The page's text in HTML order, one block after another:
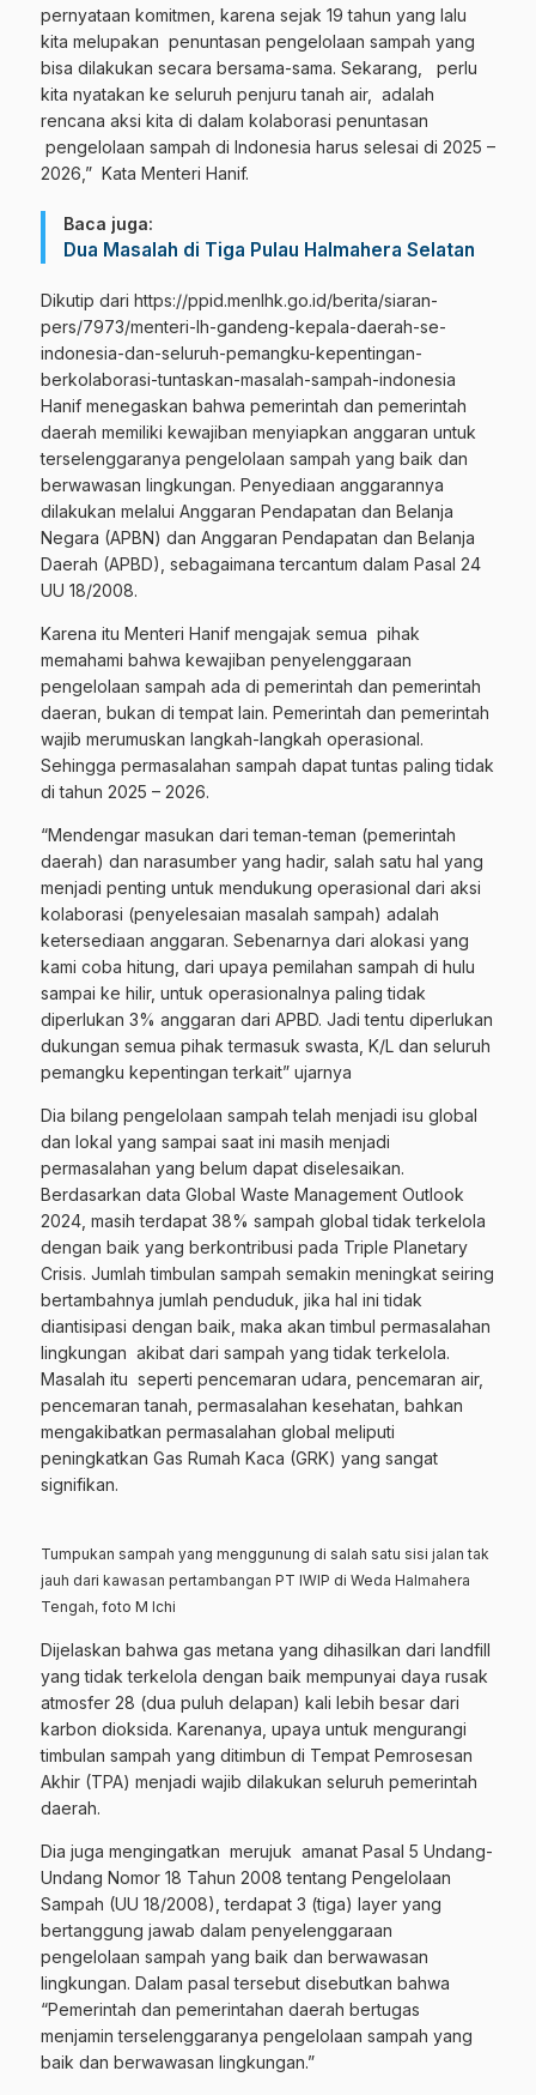
pernyataan komitmen, karena sejak 19 tahun yang lalu
kita melupakan penuntasan pengelolaan sampah yang
bisa dilakukan secara bersama-sama. Sekarang, perlu
kita nyatakan ke seluruh penjuru tanah air, adalah
rencana aksi kita di dalam kolaborasi penuntasan
pengelolaan sampah di Indonesia harus selesai di 2025 –
2026,” Kata Menteri Hanif.
Baca juga:
Dua Masalah di Tiga Pulau Halmahera Selatan
Dikutip dari https://ppid.menlhk.go.id/berita/siaran-
pers/7973/menteri-lh-gandeng-kepala-daerah-se-
indonesia-dan-seluruh-pemangku-kepentingan-
berkolaborasi-tuntaskan-masalah-sampah-indonesia
Hanif menegaskan bahwa pemerintah dan pemerintah
daerah memiliki kewajiban menyiapkan anggaran untuk
terselenggaranya pengelolaan sampah yang baik dan
berwawasan lingkungan. Penyediaan anggarannya
dilakukan melalui Anggaran Pendapatan dan Belanja
Negara (APBN) dan Anggaran Pendapatan dan Belanja
Daerah (APBD), sebagaimana tercantum dalam Pasal 24
UU 18/2008.
Karena itu Menteri Hanif mengajak semua pihak
memahami bahwa kewajiban penyelenggaraan
pengelolaan sampah ada di pemerintah dan pemerintah
daeran, bukan di tempat lain. Pemerintah dan pemerintah
wajib merumuskan langkah-langkah operasional.
Sehingga permasalahan sampah dapat tuntas paling tidak
di tahun 2025 – 2026.
“Mendengar masukan dari teman-teman (pemerintah
daerah) dan narasumber yang hadir, salah satu hal yang
menjadi penting untuk mendukung operasional dari aksi
kolaborasi (penyelesaian masalah sampah) adalah
ketersediaan anggaran. Sebenarnya dari alokasi yang
kami coba hitung, dari upaya pemilahan sampah di hulu
sampai ke hilir, untuk operasionalnya paling tidak
diperlukan 3% anggaran dari APBD. Jadi tentu diperlukan
dukungan semua pihak termasuk swasta, K/L dan seluruh
pemangku kepentingan terkait” ujarnya
Dia bilang pengelolaan sampah telah menjadi isu global
dan lokal yang sampai saat ini masih menjadi
permasalahan yang belum dapat diselesaikan.
Berdasarkan data Global Waste Management Outlook
2024, masih terdapat 38% sampah global tidak terkelola
dengan baik yang berkontribusi pada Triple Planetary
Crisis. Jumlah timbulan sampah semakin meningkat seiring
bertambahnya jumlah penduduk, jika hal ini tidak
diantisipasi dengan baik, maka akan timbul permasalahan
lingkungan akibat dari sampah yang tidak terkelola.
Masalah itu seperti pencemaran udara, pencemaran air,
pencemaran tanah, permasalahan kesehatan, bahkan
mengakibatkan permasalahan global meliputi
peningkatkan Gas Rumah Kaca (GRK) yang sangat
signifikan.
Tumpukan sampah yang menggunung di salah satu sisi jalan tak
jauh dari kawasan pertambangan PT IWIP di Weda Halmahera
Tengah, foto M Ichi
Dijelaskan bahwa gas metana yang dihasilkan dari landfill
yang tidak terkelola dengan baik mempunyai daya rusak
atmosfer 28 (dua puluh delapan) kali lebih besar dari
karbon dioksida. Karenanya, upaya untuk mengurangi
timbulan sampah yang ditimbun di Tempat Pemrosesan
Akhir (TPA) menjadi wajib dilakukan seluruh pemerintah
daerah.
Dia juga mengingatkan merujuk amanat Pasal 5 Undang-
Undang Nomor 18 Tahun 2008 tentang Pengelolaan
Sampah (UU 18/2008), terdapat 3 (tiga) layer yang
bertanggung jawab dalam penyelenggaraan
pengelolaan sampah yang baik dan berwawasan
lingkungan. Dalam pasal tersebut disebutkan bahwa
“Pemerintah dan pemerintahan daerah bertugas
menjamin terselenggaranya pengelolaan sampah yang
baik dan berwawasan lingkungan.”